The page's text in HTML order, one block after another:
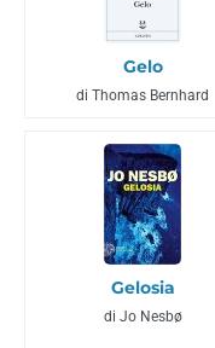
Gelo
di Thomas Bernhard
Gelosia
di Jo Nesbø